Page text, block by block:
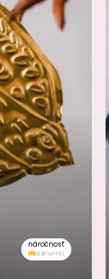
náročnosť